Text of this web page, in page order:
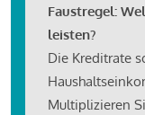
Faustregel:
leisten?
Die Kreditrate
Multiplizieren